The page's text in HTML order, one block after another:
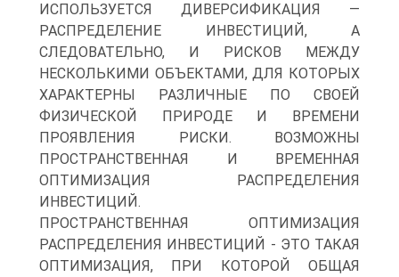
ИСПОЛЬЗУЕТСЯ ДИВЕРСИФИКАЦИЯ —
РАСПРЕДЕЛЕНИЕ ИНВЕСТИЦИЙ, А
СЛЕДОВАТЕЛЬНО, И РИСКОВ МЕЖДУ
НЕСКОЛЬКИМИ ОБЪЕКТАМИ, ДЛЯ КОТОРЫХ
ХАРАКТЕРНЫ РАЗЛИЧНЫЕ ПО СВОЕЙ
ФИЗИЧЕСКОЙ ПРИРОДЕ И ВРЕМЕНИ
ПРОЯВЛЕНИЯ РИСКИ. ВОЗМОЖНЫ
ПРОСТРАНСТВЕННАЯ И ВРЕМЕННАЯ
ОПТИМИЗАЦИЯ РАСПРЕДЕЛЕНИЯ
ИНВЕСТИЦИЙ.
ПРОСТРАНСТВЕННАЯ ОПТИМИЗАЦИЯ
РАСПРЕДЕЛЕНИЯ ИНВЕСТИЦИЙ - ЭТО ТАКАЯ
ОПТИМИЗАЦИЯ, ПРИ КОТОРОЙ ОБЩАЯ